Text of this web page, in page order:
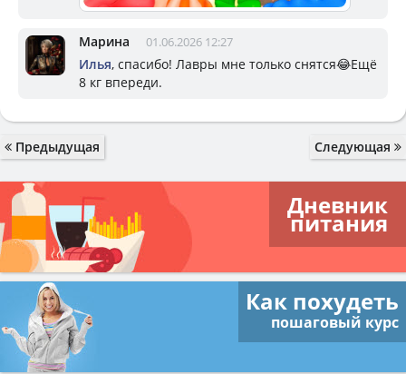
Марина 01.06.2026 12:27
Илья, спасибо! Лавры мне только снятся😂Ещё
8 кг впереди.
Предыдущая Следующая
Дневник
питания
Как похудеть
пошаговый курс